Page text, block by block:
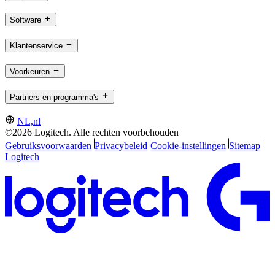
Software
Klantenservice
Voorkeuren
Partners en programma's
NL,nl
©2026 Logitech. Alle rechten voorbehouden
Gebruiksvoorwaarden Privacybeleid Cookie-instellingen Sitemap
Logitech